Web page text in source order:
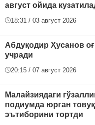
август ойида
18:31 / 03 август 2026
Абдуқодир Ҳусанов
учради
20:15 / 07 август 2026
Малайзиядаги
подиумда юрган
эътиборини тортди